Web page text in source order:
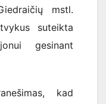
mstl.
suteikta
gesinant
kad